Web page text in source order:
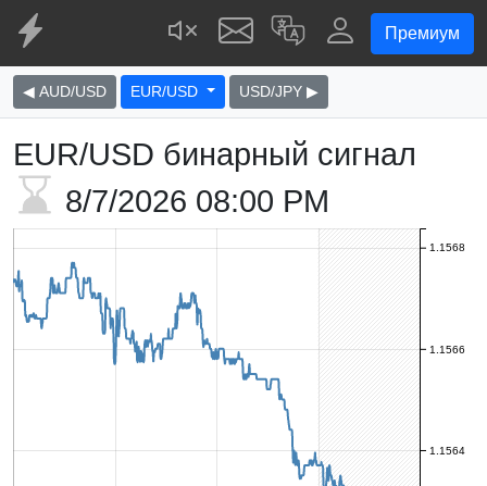
Премиум
◀ AUD/USD EUR/USD USD/JPY ▶
EUR/USD бинарный сигнал
8/7/2026 08:00 PM
1.1564
1.1566
1.1568